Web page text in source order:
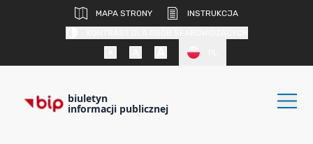
MAPA STRONY
INSTRUKCJA
biuletyn
informacji publicznej